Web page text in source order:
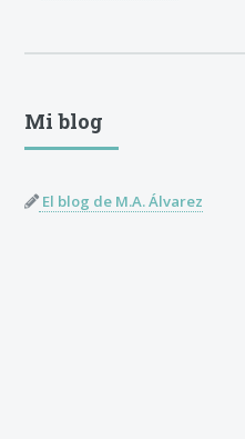
Mi blog
El blog de M.A. Álvarez